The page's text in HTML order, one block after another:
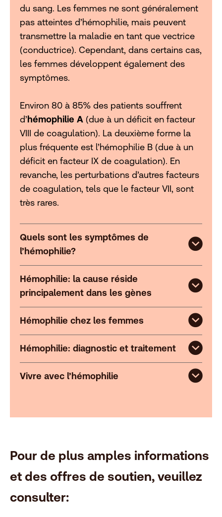
du sang. Les femmes ne sont généralement
pas atteintes d’hémophilie, mais peuvent
transmettre la maladie en tant que vectrice
(conductrice). Cependant, dans certains cas,
les femmes développent également des
symptômes.
Environ 80 à 85% des patients souffrent
d’hémophilie A (due à un déficit en facteur
VIII de coagulation). La deuxième forme la
plus fréquente est l’hémophilie B (due à un
déficit en facteur IX de coagulation). En
revanche, les perturbations d’autres facteurs
de coagulation, tels que le facteur VII, sont
très rares.
Quels sont les symptômes de
l’hémophilie?
Hémophilie: la cause réside
principalement dans les gènes
Hémophilie chez les femmes
Hémophilie: diagnostic et traitement
Vivre avec l’hémophilie
Pour de plus amples informations
et des offres de soutien, veuillez
consulter: